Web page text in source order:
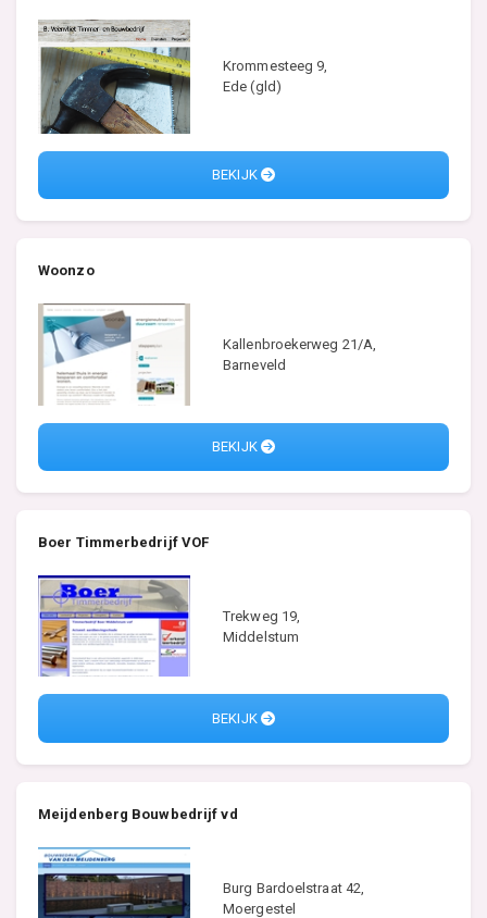
Krommesteeg 9,
Ede (gld)
BEKIJK
Woonzo
Kallenbroekerweg 21/A,
Barneveld
BEKIJK
Boer Timmerbedrijf VOF
Trekweg 19,
Middelstum
BEKIJK
Meijdenberg Bouwbedrijf vd
Burg Bardoelstraat 42,
Moergestel